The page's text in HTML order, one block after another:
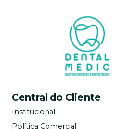
Central do Cliente
Institucional
Política Comercial